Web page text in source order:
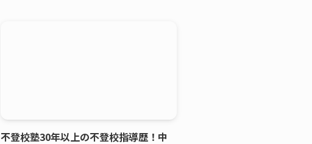
不登校塾30年以上の不登校指導歴！中